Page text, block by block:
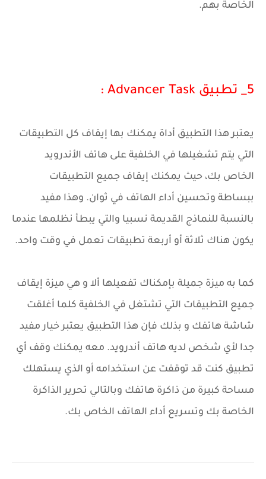
الخاصة بهم.
5_ تطبيق Advancer Task :
يعتبر هذا التطبيق أداة يمكنك بها إيقاف كل التطبيقات
التي يتم تشغيلها في الخلفية على هاتف الأندرويد
الخاص بك، حيث يمكنك إيقاف جميع التطبيقات
ببساطة وتحسين أداء الهاتف في ثوان. وهذا مفيد
بالنسبة للنماذج القديمة نسبيا والتي يبطأ نظلمها عندما
يكون هناك ثلاثة أو أربعة تطبيقات تعمل في وقت واحد.
كما به ميزة جميلة بإمكناك تفعيلها ألا و هي ميزة إيقاف
جميع التطبيقات التي تشتغل في الخلفية كلما أغلقت
شاشة هاتفك و بذلك فإن هذا التطبيق يعتبر خيار مفيد
جدا لأي شخص لديه هاتف أندرويد. معه يمكنك وقف أي
تطبيق كنت قد توقفت عن استخدامه أو الذي يستهلك
مساحة كبيرة من ذاكرة هاتفك وبالتالي تحرير الذاكرة
الخاصة بك وتسريع أداء الهاتف الخاص بك.